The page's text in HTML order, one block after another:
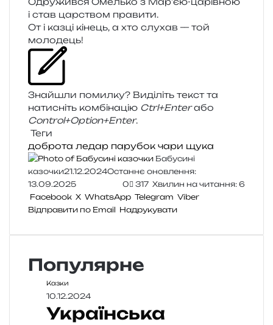
і став цар­ством правити.
От і казці кінець, а хто слу­хав — той
молодець!
Знайшли помил­ку? Виділіть текст та
нати­сніть ком­бі­на­цію Ctrl+Enterабо
Control+Option+Enter.
Теги
доброта ледар парубок чари щука
Бабусині
казочки21.12.2024Останнє оновлення:
13.09.2025
0 317 Хвилин на читання: 6
Facebook X WhatsApp Telegram Viber
Відправити по Email Надрукувати
Популярне
Казки
10.12.2024
Українська